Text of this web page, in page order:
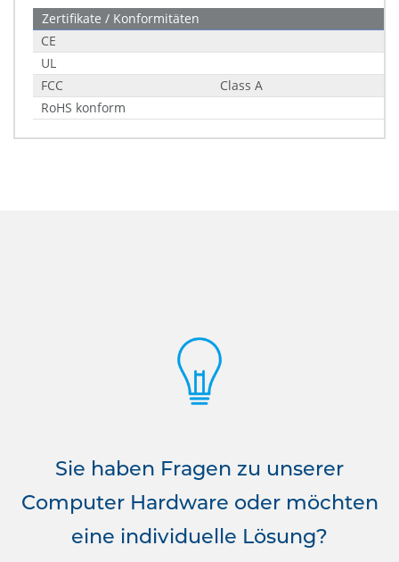
Zertifikate / Konformitäten
CE
UL
FCC
Class A
RoHS konform
Sie haben Fragen zu unserer
Computer Hardware oder möchten
eine individuelle Lösung?